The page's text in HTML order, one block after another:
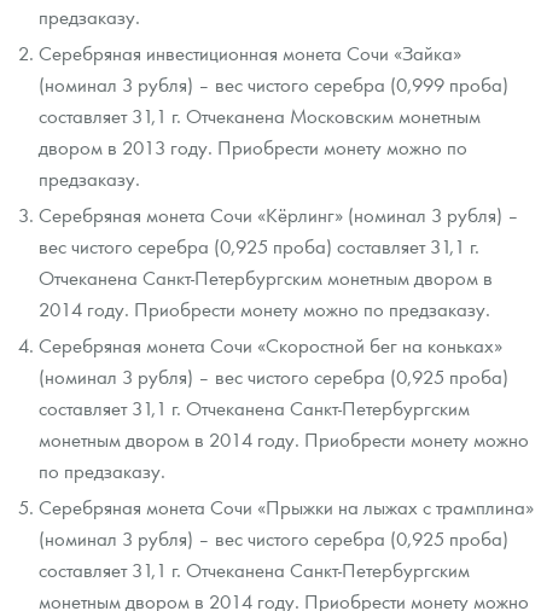
предзаказу.
Серебряная инвестиционная монета Сочи «Зайка»
(номинал 3 рубля) – вес чистого серебра (0,999 проба)
составляет 31,1 г. Отчеканена Московским монетным
двором в 2013 году. Приобрести монету можно по
предзаказу.
Серебряная монета Сочи «Кёрлинг» (номинал 3 рубля) –
вес чистого серебра (0,925 проба) составляет 31,1 г.
Отчеканена Санкт-Петербургским монетным двором в
2014 году. Приобрести монету можно по предзаказу.
Серебряная монета Сочи «Скоростной бег на коньках»
(номинал 3 рубля) – вес чистого серебра (0,925 проба)
составляет 31,1 г. Отчеканена Санкт-Петербургским
монетным двором в 2014 году. Приобрести монету можно
по предзаказу.
Серебряная монета Сочи «Прыжки на лыжах с трамплина»
(номинал 3 рубля) – вес чистого серебра (0,925 проба)
составляет 31,1 г. Отчеканена Санкт-Петербургским
монетным двором в 2014 году. Приобрести монету можно